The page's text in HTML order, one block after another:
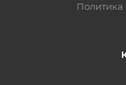
Политика